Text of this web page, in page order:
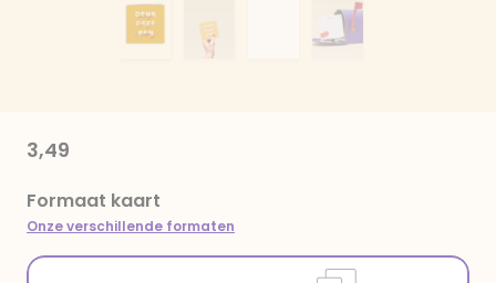
3,49
Formaat kaart
Onze verschillende formaten